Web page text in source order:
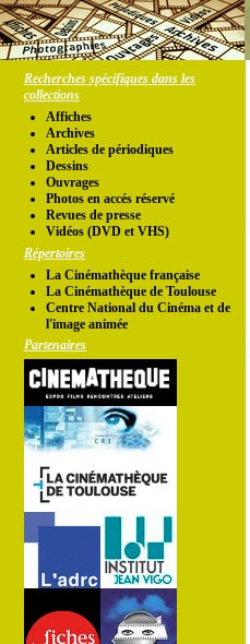
Recherches spécifiques dans les
collections
Affiches
Archives
Articles de périodiques
Dessins
Ouvrages
Photos en accés réservé
Revues de presse
Vidéos (DVD et VHS)
Répertoires
La Cinémathèque française
La Cinémathèque de Toulouse
Centre National du Cinéma et de
l'image animée
Partenaires